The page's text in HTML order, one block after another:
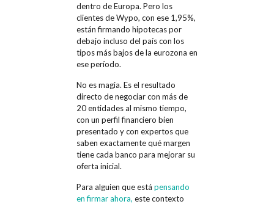
dentro de Europa. Pero los
clientes de Wypo, con ese 1,95%,
están firmando hipotecas por
debajo incluso del país con los
tipos más bajos de la eurozona en
ese período.
No es magia. Es el resultado
directo de negociar con más de
20 entidades al mismo tiempo,
con un perfil financiero bien
presentado y con expertos que
saben exactamente qué margen
tiene cada banco para mejorar su
oferta inicial.
Para alguien que está pensando
en firmar ahora, este contexto